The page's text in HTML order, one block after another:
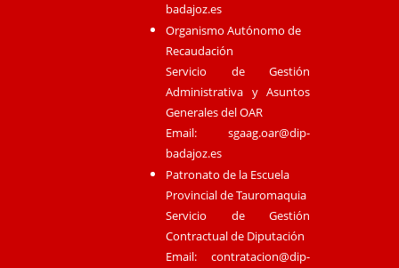
badajoz.es
Organismo Autónomo de
Recaudación
Servicio de Gestión
Administrativa y Asuntos
Generales del OAR
Email:sgaag.oar@dip-
badajoz.es
Patronato de la Escuela
Provincial de Tauromaquia
Servicio de Gestión
Contractual de Diputación
Email:contratacion@dip-